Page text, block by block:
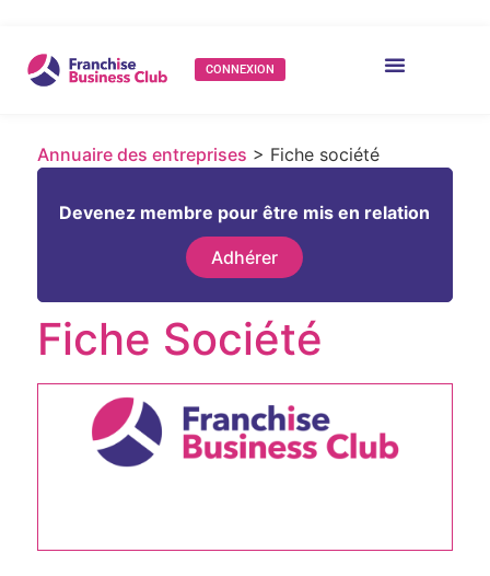
CONNEXION
Annuaire des entreprises > Fiche société
Devenez membre pour être mis en relation
Adhérer
Fiche Société